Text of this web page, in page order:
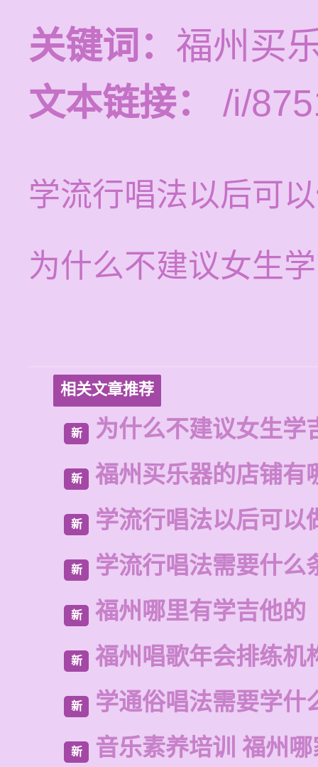
关键词： 福州买
文本链接：
/i/
学流行唱法以后可
为什么不建议女生
相关文章推荐
新 为什么不建议女生学
新 福州买乐器的店铺有
新 学流行唱法以后可以
新 学流行唱法需要什么
新 福州哪里有学吉他的
新 福州唱歌年会排练机
新 学通俗唱法需要学什
新 音乐素养培训 福州